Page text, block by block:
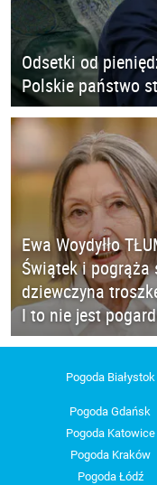
Odsetki od
Polskie państwo
Ewa Woydyłło
Świątek i pogrąża
dziewczyna
I to nie jest
Pogoda Białystok
Pogoda Gdańsk
Pogoda Katowice
Pogoda Kraków
Pogoda Łódź